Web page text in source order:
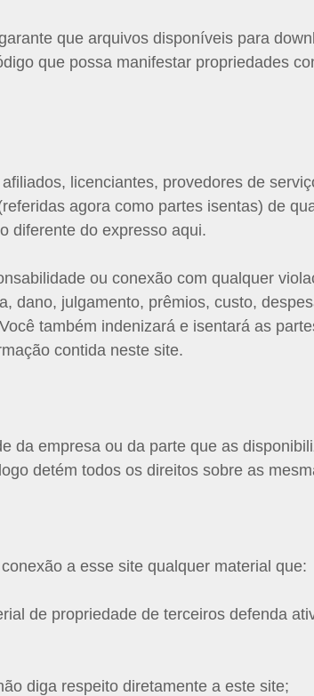
que arquivos disponíveis para
que possa manifestar propriedades
licenciantes, provedores de
agora como partes isentas) de
diferente do expresso aqui.
ou conexão com qualquer
dano, julgamento, prêmios, custo,
também indenizará e isentará as
contida neste site.
da empresa ou da parte que as
detém todos os direitos sobre as
a esse site qualquer material que:
de propriedade de terceiros defenda
diga respeito diretamente a este site;